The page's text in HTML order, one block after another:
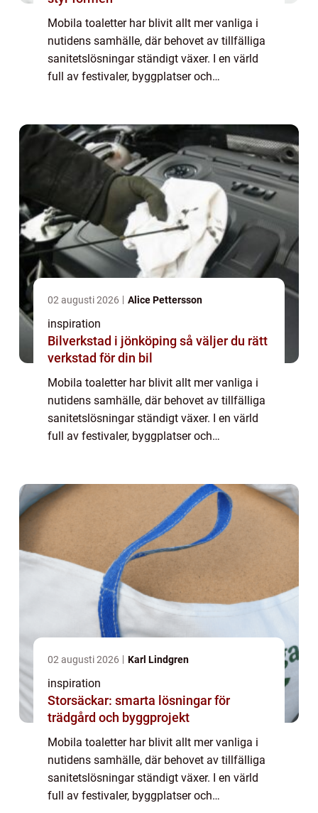
Mobila toaletter har blivit allt mer vanliga i
nutidens samhälle, där behovet av tillfälliga
sanitetslösningar ständigt växer. I en värld
full av festivaler, byggplatser och
02 augusti 2026 Alice Pettersson
inspiration
Bilverkstad i jönköping så väljer du rätt
verkstad för din bil
Mobila toaletter har blivit allt mer vanliga i
nutidens samhälle, där behovet av tillfälliga
sanitetslösningar ständigt växer. I en värld
full av festivaler, byggplatser och
02 augusti 2026 Karl Lindgren
inspiration
Storsäckar: smarta lösningar för
trädgård och byggprojekt
Mobila toaletter har blivit allt mer vanliga i
nutidens samhälle, där behovet av tillfälliga
sanitetslösningar ständigt växer. I en värld
full av festivaler, byggplatser och